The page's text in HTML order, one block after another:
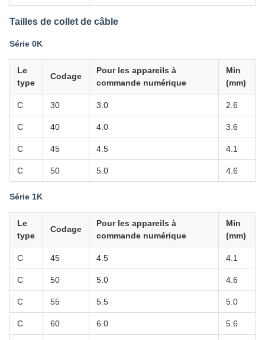
Tailles de collet de câble
Série 0K
Le
type
Codage
Pour les appareils à
commande numérique
Min
(mm)
C 30 3.0 2.6
C 40 4.0 3.6
C 45 4.5 4.1
C 50 5.0 4.6
Série 1K
Le
type
Codage
Pour les appareils à
commande numérique
Min
(mm)
C 45 4.5 4.1
C 50 5.0 4.6
C 55 5.5 5.0
C 60 6.0 5.6